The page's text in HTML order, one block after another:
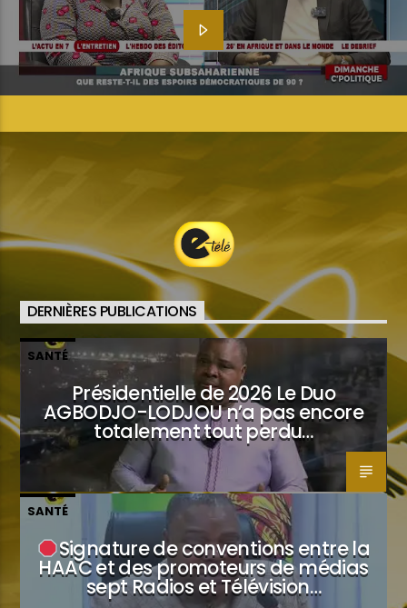
DERNIÈRES PUBLICATIONS
SANTÉ
Présidentielle de 2026 Le Duo
AGBODJO-LODJOU n’a pas encore
totalement tout perdu…
SANTÉ
Signature de conventions entre la
HAAC et des promoteurs de médias
sept Radios et Télévision…